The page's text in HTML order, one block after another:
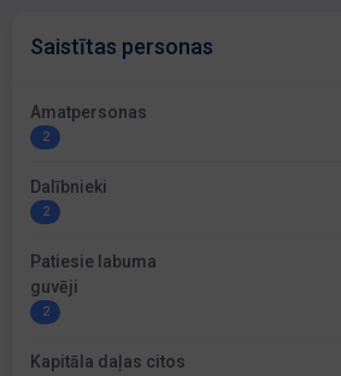
Saistītas personas
Amatpersonas
2
Dalībnieki
2
Patiesie labuma
guvēji
2
Kapitāla daļas citos